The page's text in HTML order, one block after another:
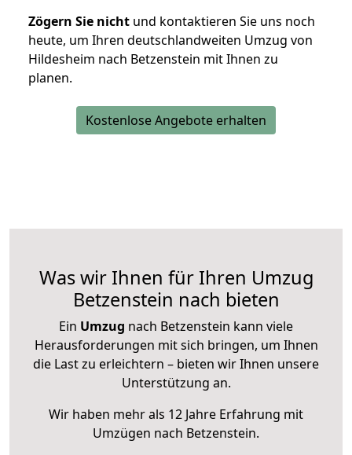
Zögern Sie nicht und kontaktieren Sie uns noch
heute, um Ihren deutschlandweiten Umzug von
Hildesheim nach Betzenstein mit Ihnen zu
planen.
Kostenlose Angebote erhalten
Was wir Ihnen für Ihren Umzug
Betzenstein nach bieten
Ein Umzug nach Betzenstein kann viele
Herausforderungen mit sich bringen, um Ihnen
die Last zu erleichtern – bieten wir Ihnen unsere
Unterstützung an.
Wir haben mehr als 12 Jahre Erfahrung mit
Umzügen nach Betzenstein.